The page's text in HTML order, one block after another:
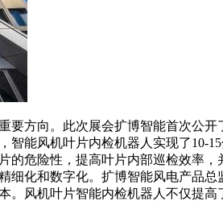
方向。此次展会扩博智能首次公开
能风机叶片内检机器人实现了10-
危险性，提高叶片内部巡检效率
化和数字化。扩博智能风电产品
风机叶片智能内检机器人不仅提